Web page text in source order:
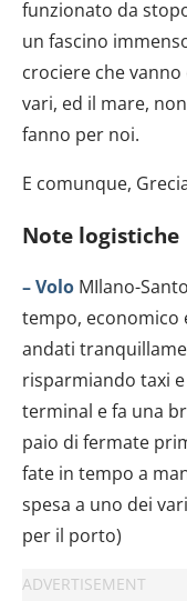
funzionato da
un fascino
crociere che
vari, ed il mare,
fanno per noi.
E comunque,
Note logistiche
– Volo MIlano-
tempo, economico
andati
risparmiando taxi
terminal e fa una
paio di fermate
fate in tempo a
spesa a uno dei
per il porto)